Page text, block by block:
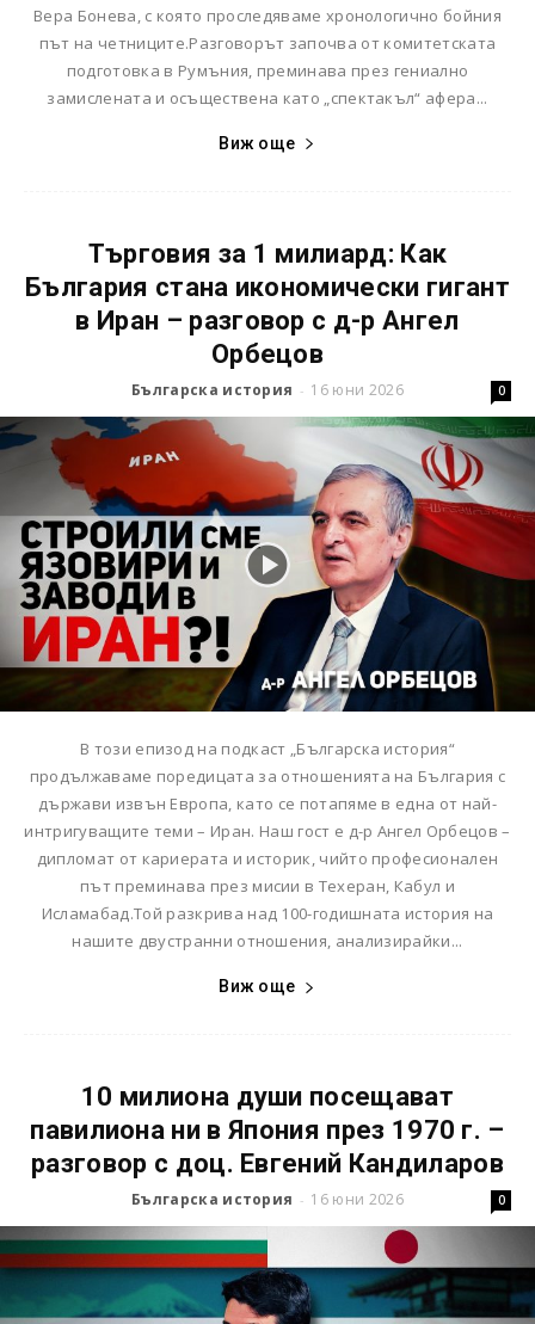
Вера Бонева, с която проследяваме хронологично бойния
път на четниците.Разговорът започва от комитетската
подготовка в Румъния, преминава през гениално
замислената и осъществена като „спектакъл“ афера...
Виж още
Търговия за 1 милиард: Как
България стана икономически гигант
в Иран – разговор с д-р Ангел
Орбецов
Българска история - 16 юни 2026 0
В този епизод на подкаст „Българска история“
продължаваме поредицата за отношенията на България с
държави извън Европа, като се потапяме в една от най-
интригуващите теми – Иран. Наш гост е д-р Ангел Орбецов –
дипломат от кариерата и историк, чийто професионален
път преминава през мисии в Техеран, Кабул и
Исламабад.Той разкрива над 100-годишната история на
нашите двустранни отношения, анализирайки...
Виж още
10 милиона души посещават
павилиона ни в Япония през 1970 г. –
разговор с доц. Евгений Кандиларов
Българска история - 16 юни 2026 0